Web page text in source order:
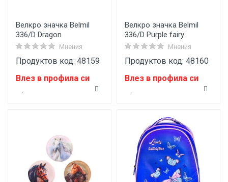
Велкро значка Belmil
336/D Dragon
Мнения
Продуктов код: 48159
Влез в профила си
Велкро значка Belmil
336/D Purple fairy
Мнения
Продуктов код: 48160
Влез в профила си